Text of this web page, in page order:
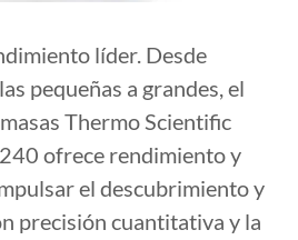
líder. Desde
pequeñas a grandes, el
Thermo Scientific
ofrece rendimiento y
el descubrimiento y
precisión cuantitativa y la